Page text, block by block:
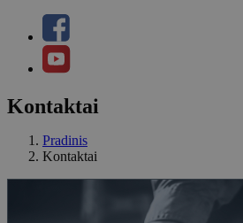
Kontaktai
Pradinis
Kontaktai